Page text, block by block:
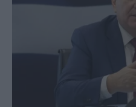
Losers
Rumors